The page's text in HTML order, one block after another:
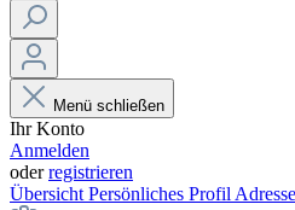
Menü schließen
Ihr Konto
Anmelden
oderregistrieren
Übersicht Persönliches Profil